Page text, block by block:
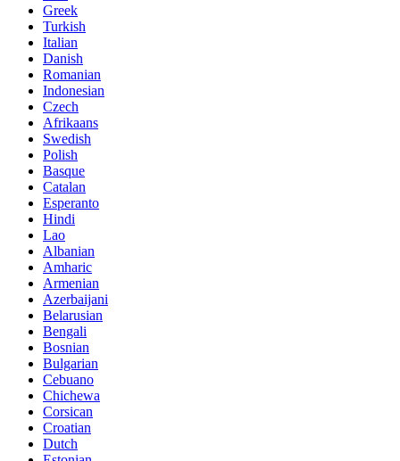
Greek
Turkish
Italian
Danish
Romanian
Indonesian
Czech
Afrikaans
Swedish
Polish
Basque
Catalan
Esperanto
Hindi
Lao
Albanian
Amharic
Armenian
Azerbaijani
Belarusian
Bengali
Bosnian
Bulgarian
Cebuano
Chichewa
Corsican
Croatian
Dutch